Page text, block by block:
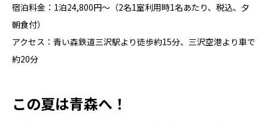
宿泊料金：1泊24,800円〜（2名1室利用時1名あたり、税込、夕
朝食付）
アクセス：⻘い森鉄道三沢駅より徒歩約15分、三沢空港より車で
約20分
この夏は青森へ！